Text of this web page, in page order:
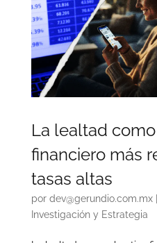
La lealtad
financiero más
tasas altas
por dev@gerundio.com.mx|
Investigación y Estrategia